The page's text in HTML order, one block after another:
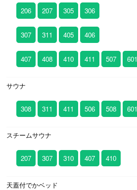
206 207 305 306
307 311 405 406
407 408 410 411 507 601
サウナ
308 311 411 506 508 601
スチームサウナ
207 307 310 407 410
天蓋付でかベッド